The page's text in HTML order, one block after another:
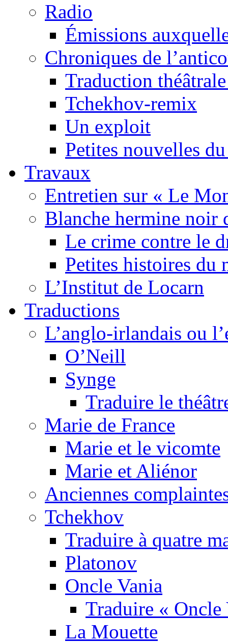
Radio
Émissions
Chroniques de
Traduction
Tchekhov-remix
Un exploit
Petites nouvelles
Travaux
Entretien sur « Le
Blanche hermine noir
Le crime contre le
Petites histoires du
L’Institut de Locarn
Traductions
L’anglo-irlandais ou
O’Neill
Synge
Traduire le
Marie de France
Marie et le vicomte
Marie et Aliénor
Anciennes
Tchekhov
Traduire à quatre
Platonov
Oncle Vania
Traduire « Oncle
La Mouette